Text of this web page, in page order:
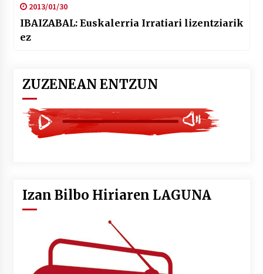
2013/01/30
IBAIZABAL: Euskalerria Irratiari lizentziarik
ez
ZUZENEAN ENTZUN
Izan Bilbo Hiriaren LAGUNA